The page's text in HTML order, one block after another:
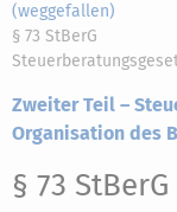
(weggefallen)
§ 73 StBerG
Zweiter Teil –
Organisation des
§ 73 StBerG